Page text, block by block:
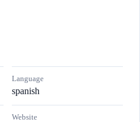
Language
spanish
Website